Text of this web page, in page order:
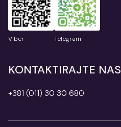
Viber Telegram
KONTAKTIRAJTE NAS
+381 (011) 30 30 680